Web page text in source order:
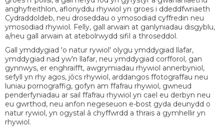
anghyfreithlon, aflonyddu rhywiol yn groes i ddeddfwriaeth
Cydraddoldeb, neu droseddau o ymosodiad cyffredin neu
ymosodiad rhywiol. Felly, gall arwain at ganlyniadau disgyblu,
a/neu gall arwain at atebolrwydd sifil a throseddol.
Gall ymddygiad 'o natur rywiol' olygu ymddygiad llafar,
ymddygiad nad yw'n llafar, neu ymddygiad corfforol, gan
gynnwys, er enghraifft, awgrymiadau rhywiol annerbyniol,
sefyll yn rhy agos, jôcs rhywiol, arddangos ffotograffau neu
luniau pornograffig, gofyn am ffafrau rhywiol, gwneud
penderfyniadau ar sail ffafrau rhywiol yn cael eu derbyn neu
eu gwrthod, neu anfon negeseuon e-bost gyda deunydd o
natur rywiol, yn ogystal â chyffwrdd a thrais a gymhellir yn
rhywiol.